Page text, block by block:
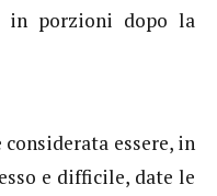
in porzioni dopo la
considerata essere, in
e difficile, date le